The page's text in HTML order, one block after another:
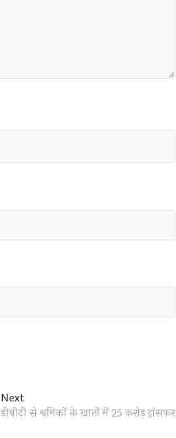
NextNext
post:
डीबीटी से श्रमिकों के खातों में 25 करोड़ ट्रांसफर